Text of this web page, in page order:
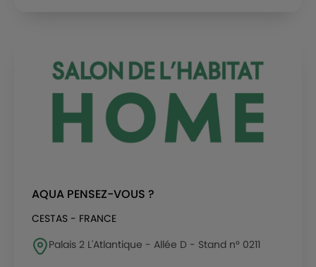
AQUA PENSEZ-VOUS ?
CESTAS - FRANCE
Palais 2 L'Atlantique - Allée D - Stand n° 0211